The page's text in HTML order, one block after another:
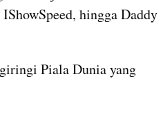
hingga Daddy
Piala Dunia yang